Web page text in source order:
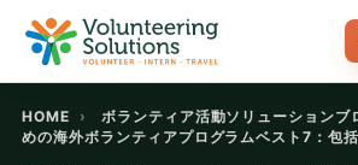
HOME › ボランティア活動ソリューションブ
めの海外ボランティアプログラムベスト7：包